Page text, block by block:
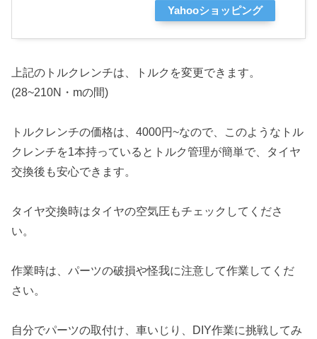
Yahooショッピング
上記のトルクレンチは、トルクを変更できます。
(28~210N・mの間)
トルクレンチの価格は、4000円~なので、このようなトル
クレンチを1本持っているとトルク管理が簡単で、タイヤ
交換後も安心できます。
タイヤ交換時はタイヤの空気圧もチェックしてくださ
い。
作業時は、パーツの破損や怪我に注意して作業してくだ
さい。
自分でパーツの取付け、車いじり、DIY作業に挑戦してみ